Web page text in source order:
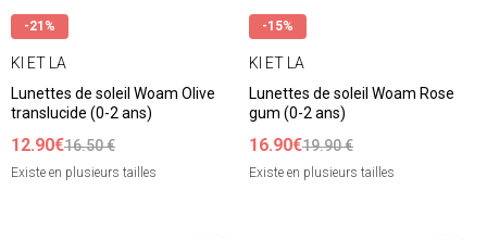
-21%
KI ET LA
Lunettes de soleil Woam Olive
translucide (0-2 ans)
12.90€16.50 €
Existe en plusieurs tailles
-15%
KI ET LA
Lunettes de soleil Woam Rose
gum (0-2 ans)
16.90€19.90 €
Existe en plusieurs tailles